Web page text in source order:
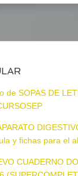
de SOPAS DE
y fichas para el
CUADERNO